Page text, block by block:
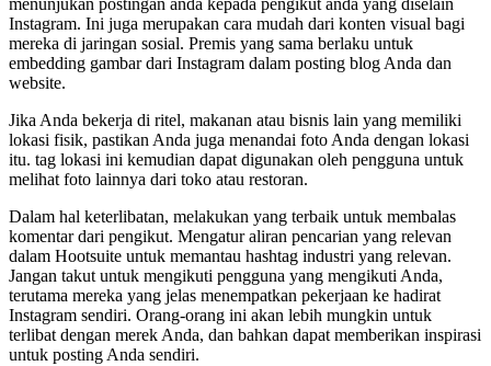
menunjukan postingan anda kepada pengikut anda yang diselain
Instagram. Ini juga merupakan cara mudah dari konten visual bagi
mereka di jaringan sosial. Premis yang sama berlaku untuk
embedding gambar dari Instagram dalam posting blog Anda dan
website.
Jika Anda bekerja di ritel, makanan atau bisnis lain yang memiliki
lokasi fisik, pastikan Anda juga menandai foto Anda dengan lokasi
itu. tag lokasi ini kemudian dapat digunakan oleh pengguna untuk
melihat foto lainnya dari toko atau restoran.
Dalam hal keterlibatan, melakukan yang terbaik untuk membalas
komentar dari pengikut. Mengatur aliran pencarian yang relevan
dalam Hootsuite untuk memantau hashtag industri yang relevan.
Jangan takut untuk mengikuti pengguna yang mengikuti Anda,
terutama mereka yang jelas menempatkan pekerjaan ke hadirat
Instagram sendiri. Orang-orang ini akan lebih mungkin untuk
terlibat dengan merek Anda, dan bahkan dapat memberikan inspirasi
untuk posting Anda sendiri.